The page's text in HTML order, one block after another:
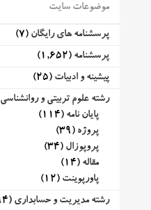
موضوعات سایت
پرسشنامه های رایگان (7)
پرسشنامه (1,652)
پیشینه و ادبیات (25)
رشته علوم تربیتی و روانشناسی
پایان نامه (114)
پروژه (39)
پروپوزال (34)
مقاله (14)
پاورپوینت (12)
رشته مدیریت و حسابداری (194)